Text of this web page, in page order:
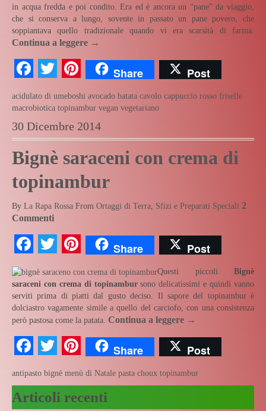
in acqua fredda e poi condito. Era ed è ancora un “pane” da viaggio,
che si conserva a lungo, sovente in passato un pane povero, che
soppiantava quello tradizionale quando vi era scarsità di farina.
Continua a leggere →
Facebook
TwitterPinterest
Share Post
acidulato di umeboshi avocado batata cavolo cappuccio rosso friselle
macrobiotica topinambur vegan vegetariano
30 Dicembre 2014
Bignè saraceni con crema di
topinambur
By La Rapa Rossa From Ortaggi di Terra Sfizi e Preparati Speciali 2
Commenti
Facebook
TwitterPinterest
Share Post
Questi piccoli Bignè
saraceni con crema di topinambursono delicatissimi e quindi vanno
serviti prima di piatti dal gusto deciso. Il sapore del topinambur è
dolciastro vagamente simile a quello del carciofo, con una consistenza
però pastosa come la patata. Continua a leggere →
Facebook
TwitterPinterest
Share Post
antipasto bignè menù di Natale pasta choux topinambur
Articoli recenti